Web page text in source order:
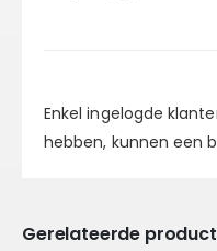
Enkel ingelogde
hebben, kunnen een
Gerelateerde